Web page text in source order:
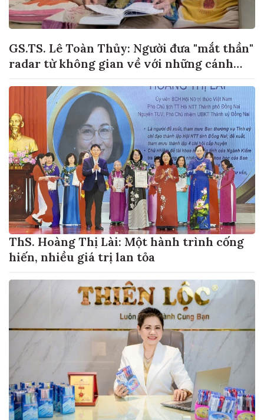
GS.TS. Lê Toàn Thủy: Người đưa "mắt thần"
radar từ không gian về với những cánh
ThS. Hoàng Thị Lài: Một hành trình cống
hiến, nhiều giá trị lan tỏa